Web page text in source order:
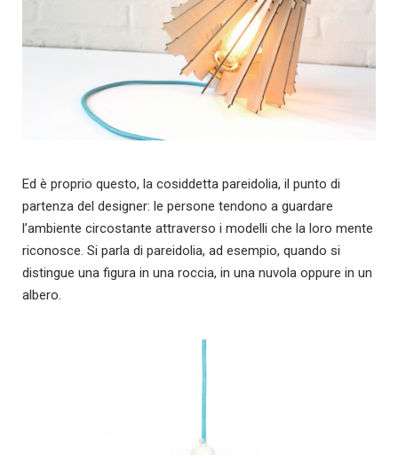
Ed è proprio questo, la cosiddetta pareidolia, il punto di
partenza del designer: le persone tendono a guardare
l’ambiente circostante attraverso i modelli che la loro mente
riconosce. Si parla di pareidolia, ad esempio, quando si
distingue una figura in una roccia, in una nuvola oppure in un
albero.